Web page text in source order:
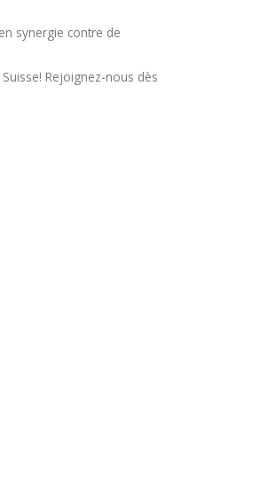
synergie contre de
Rejoignez-nous dès